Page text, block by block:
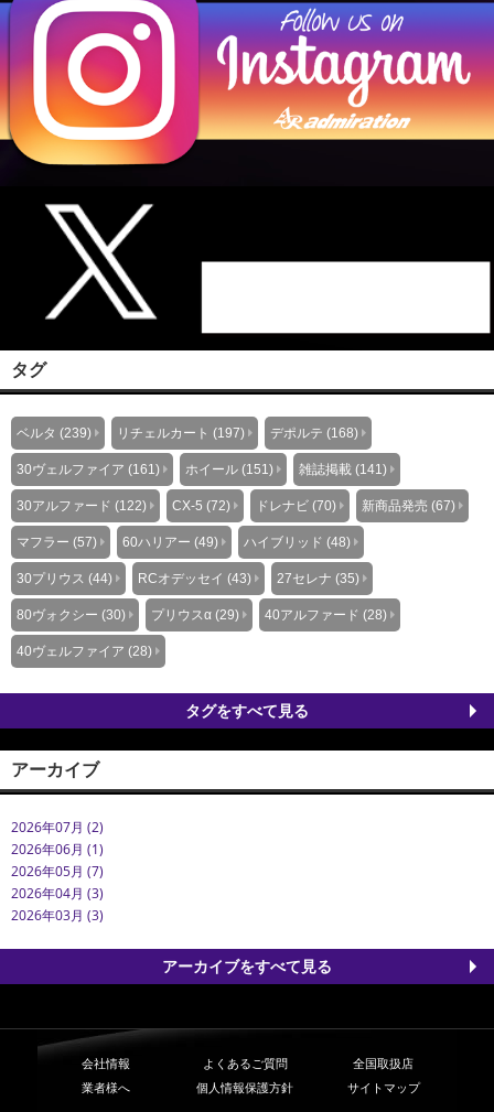
タグ
ベルタ (239) リチェルカート (197) デポルテ (168)
30ヴェルファイア (161) ホイール (151) 雑誌掲載 (141)
30アルファード (122) CX-5 (72) ドレナビ (70) 新商品発売 (67)
マフラー (57) 60ハリアー (49) ハイブリッド (48)
30プリウス (44) RCオデッセイ (43) 27セレナ (35)
80ヴォクシー (30) プリウスα (29) 40アルファード (28)
40ヴェルファイア (28)
タグをすべて見る
アーカイブ
2026年07月 (2)
2026年06月 (1)
2026年05月 (7)
2026年04月 (3)
2026年03月 (3)
アーカイブをすべて見る
会社情報 よくあるご質問
全国取扱店
業者様へ
個人情報保護方針 サイトマップ